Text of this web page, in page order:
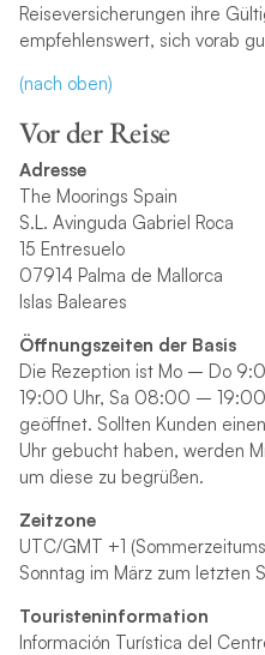
Reiseversicherungen ihre
empfehlenswert, sich vorab
(nach oben)
Vor der Reise
Adresse
The Moorings Spain
S.L. Avinguda Gabriel Roca
15 Entresuelo
07914 Palma de Mallorca
Islas Baleares
Öffnungszeiten der Basis
Die Rezeption ist Mo – Do
19:00 Uhr, Sa 08:00 –
geöffnet. Sollten Kunden
Uhr gebucht haben, werden
um diese zu begrüßen.
Zeitzone
UTC/GMT +1
Sonntag im März zum letzten
Touristeninformation
Información Turística del